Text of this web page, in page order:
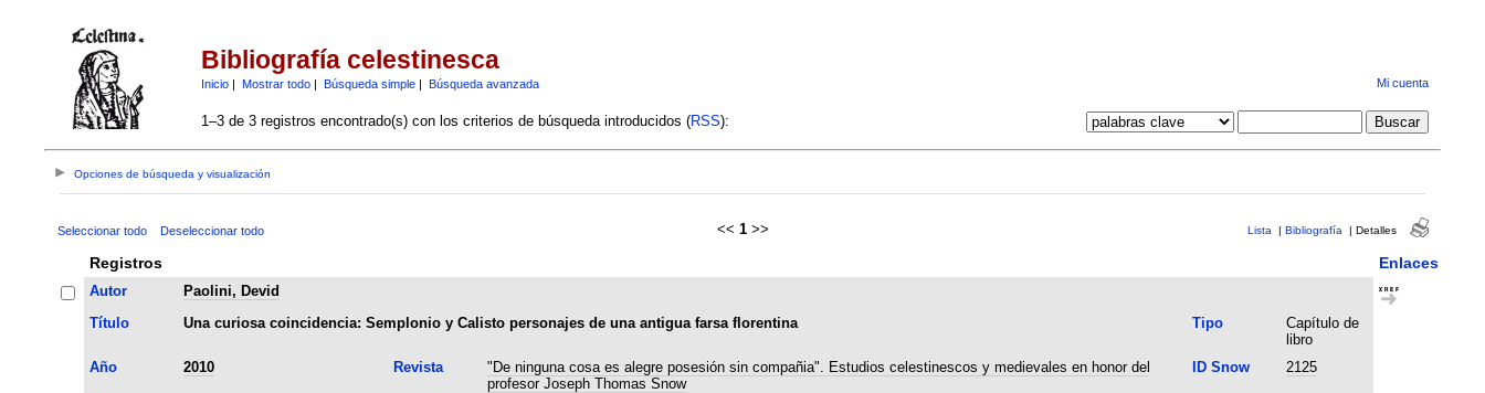
Bibliografía celestinesca
Inicio| Mostrar todo| Búsqueda simple| Búsqueda avanzada Mi cuenta
1–3 de 3 registros encontrado(s) con los criterios de búsqueda introducidos (RSS):
Opciones de búsqueda y visualización
Seleccionar todo Deseleccionar todo << 1 >> Lista | Bibliografía | Detalles
Registros Enlaces
Autor
Paolini, Devid
Título
Una curiosa coincidencia: Semplonio y Calisto personajes de una antigua farsa florentina Tipo
Capítulo de
libro
Año
2010 Revista
"De ninguna cosa es alegre posesión sin compañia". Estudios celestinescos y medievales en honor del
profesor Joseph Thomas Snow
ID Snow 2125